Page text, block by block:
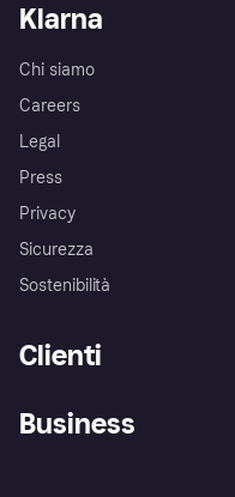
Klarna
Chi siamo
Careers
Legal
Press
Privacy
Sicurezza
Sostenibilità
Clienti
Assistenza
Business